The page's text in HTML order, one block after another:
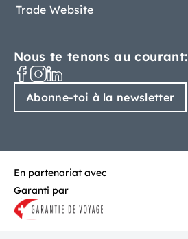
Trade Website
Nous te tenons au courant:
Abonne-toi à la newsletter
En partenariat avec
Garanti par